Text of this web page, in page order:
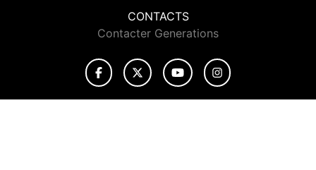
CONTACTS
Contacter Generations